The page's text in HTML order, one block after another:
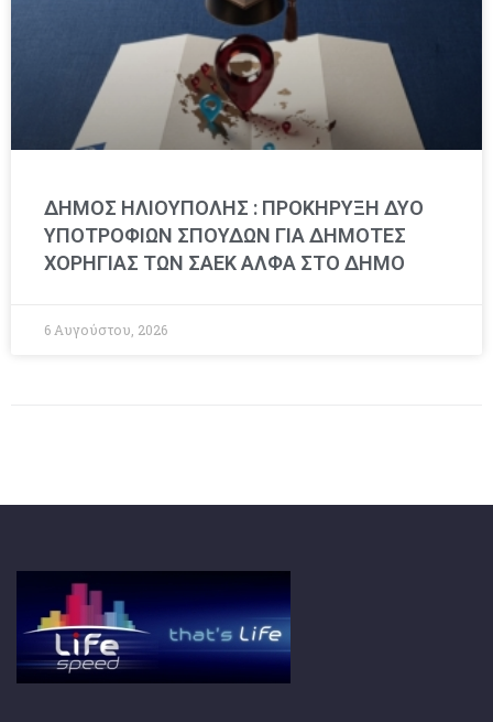
ΔΗΜΟΣ ΗΛΙΟΥΠΟΛΗΣ : ΠΡΟΚΗΡΥΞΗ ΔΥΟ
ΥΠΟΤΡΟΦΙΩΝ ΣΠΟΥΔΩΝ ΓΙΑ ΔΗΜΟΤΕΣ
ΧΟΡΗΓΙΑΣ ΤΩΝ ΣΑΕΚ ΑΛΦΑ ΣΤΟ ΔΗΜΟ
6 Αυγούστου, 2026